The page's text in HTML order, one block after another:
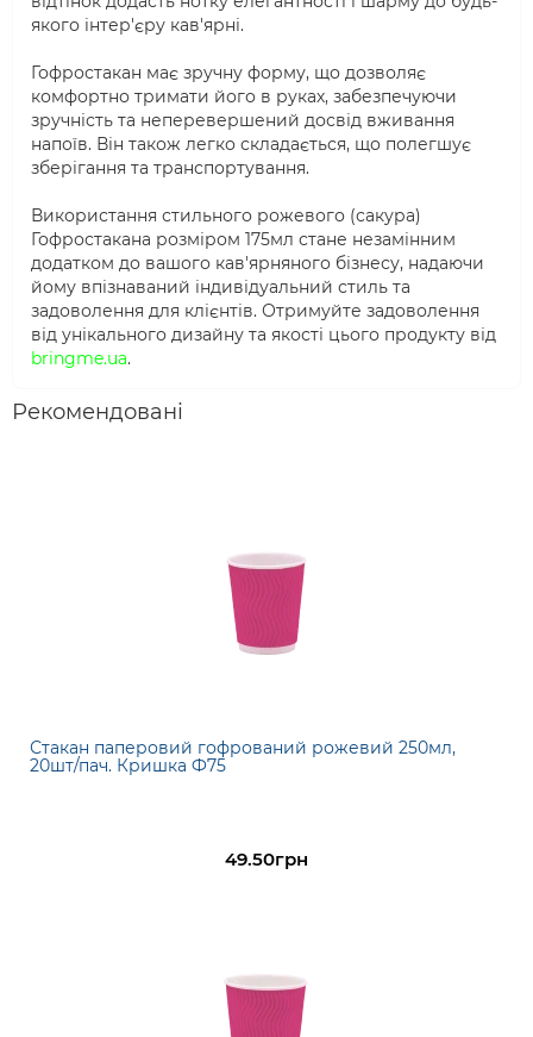
якого інтер'єру кав'ярні.
Гофростакан має зручну форму, що дозволяє
комфортно тримати його в руках, забезпечуючи
зручність та неперевершений досвід вживання
напоїв. Він також легко складається, що полегшує
зберігання та транспортування.
Використання стильного рожевого (сакура)
Гофростакана розміром 175мл стане незамінним
додатком до вашого кав'ярняного бізнесу, надаючи
йому впізнаваний індивідуальний стиль та
задоволення для клієнтів. Отримуйте задоволення
від унікального дизайну та якості цього продукту від
bringme.ua.
Рекомендовані
Стакан паперовий гофрований рожевий 250мл,
20шт/пач. Кришка Ф75
49.50грн